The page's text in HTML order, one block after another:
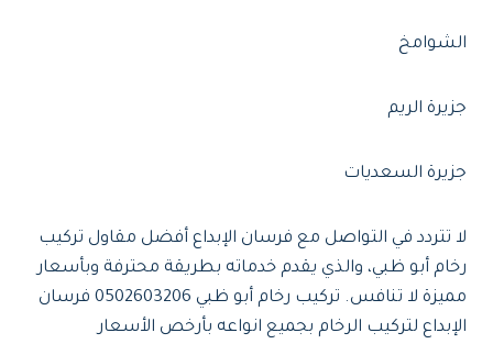
الشوامخ
جزيرة الريم
جزيرة السعديات
لا تتردد في التواصل مع فرسان الإبداع أفضل مقاول تركيب
رخام أبو ظبي، والذي يقدم خدماته بطريقة محترفة وبأسعار
مميزة لا تنافس. تركيب رخام أبو ظبي 0502603206 فرسان
الإبداع لتركيب الرخام بجميع انواعه بأرخص الأسعار